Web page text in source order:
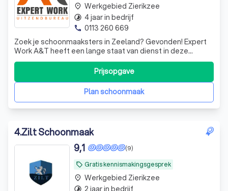
Zoek je schoonmaaksters in Zeeland? Gevonden! Expert
Work A&T heeft een lange staat van dienst in deze
branche en levert maatwerk, kwaliteit en schoonmaak met
Plan schoonmaak
Prijsopgave
place Werkgebied Zierikzee
timelapse 4 jaar in bedrijf
phone 0113 260 669
4.Zilt Schoonmaak
local_offer Gratis kennismakingsgesprek
(9)
9,1
place Werkgebied Zierikzee
timelapse